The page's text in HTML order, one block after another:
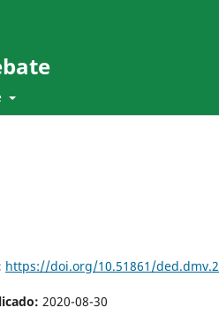
https://doi.org/10.51861/ded.dmv.2
2020-08-30